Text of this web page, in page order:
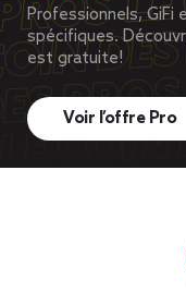
Professionnels, GiFi
spécifiques.
est gratuite!
Voir l’offre Pro